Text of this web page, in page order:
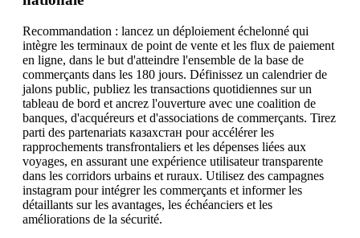
Recommandation : lancez un déploiement échelonné qui
intègre les terminaux de point de vente et les flux de paiement
en ligne, dans le but d'atteindre l'ensemble de la base de
commerçants dans les 180 jours. Définissez un calendrier de
jalons public, publiez les transactions quotidiennes sur un
tableau de bord et ancrez l'ouverture avec une coalition de
banques, d'acquéreurs et d'associations de commerçants. Tirez
parti des partenariats казахстан pour accélérer les
rapprochements transfrontaliers et les dépenses liées aux
voyages, en assurant une expérience utilisateur transparente
dans les corridors urbains et ruraux. Utilisez des campagnes
instagram pour intégrer les commerçants et informer les
détaillants sur les avantages, les échéanciers et les
améliorations de la sécurité.